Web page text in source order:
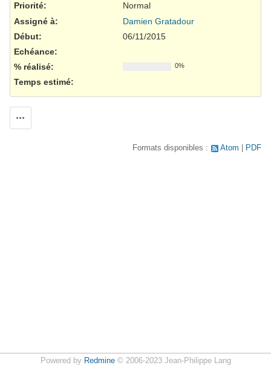
Priorité:
Normal
Assigné à:
Damien Gratadour
Début:
06/11/2015
Echéance:
% réalisé:
0%
Temps estimé:
Formats disponibles : Atom PDF
Powered by Redmine© 2006-2023 Jean-Philippe Lang